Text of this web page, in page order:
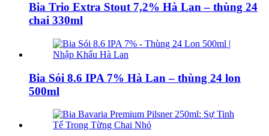
Bia Trio Extra Stout 7,2% Hà Lan – thùng 24
chai 330ml
Bia Sói 8.6 IPA 7% Hà Lan – thùng 24 lon
500ml